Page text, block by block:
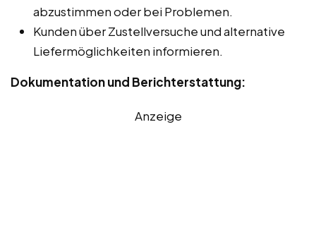
abzustimmen oder bei Problemen.
Kunden über Zustellversuche und alternative
Liefermöglichkeiten informieren.
Dokumentation und Berichterstattung:
Anzeige